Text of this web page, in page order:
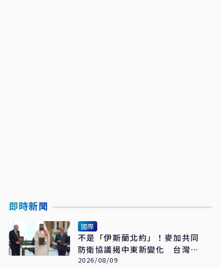
即時新聞
國際
不是「伊斯蘭北約」！麥加共同
防衛協議揭中東新變化 台灣該
看懂「多層次安全」
2026/08/09